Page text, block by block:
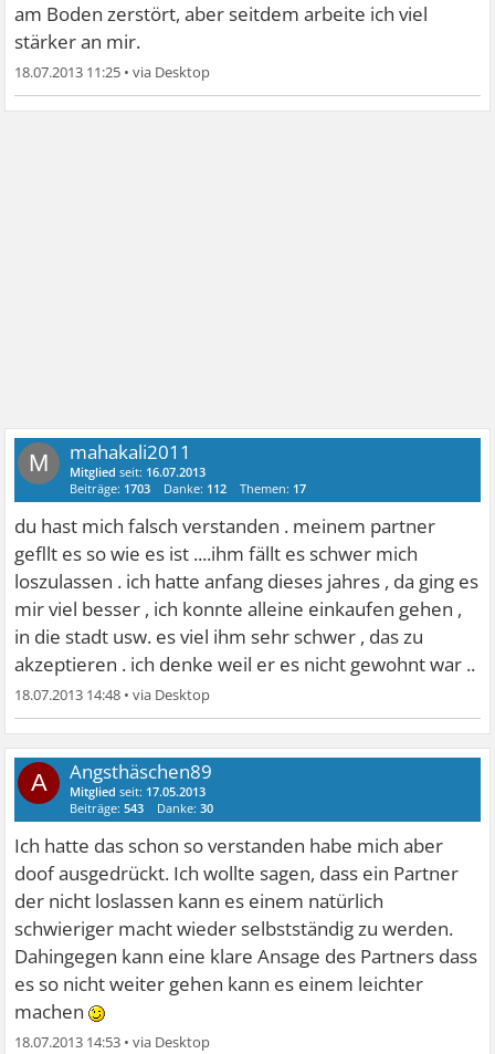
am Boden zerstört, aber seitdem arbeite ich viel
stärker an mir.
18.07.2013 11:25 •
M mahakali2011
Mitglied seit: 16.07.2013
Beiträge: 1703 Danke: 112 Themen: 17
du hast mich falsch verstanden . meinem partner
gefllt es so wie es ist ....ihm fällt es schwer mich
loszulassen . ich hatte anfang dieses jahres , da ging es
mir viel besser , ich konnte alleine einkaufen gehen ,
in die stadt usw. es viel ihm sehr schwer , das zu
akzeptieren . ich denke weil er es nicht gewohnt war ..
18.07.2013 14:48 •
A Angsthäschen89
Mitglied seit: 17.05.2013
Beiträge:543 Danke:30
Ich hatte das schon so verstanden habe mich aber
doof ausgedrückt. Ich wollte sagen, dass ein Partner
der nicht loslassen kann es einem natürlich
schwieriger macht wieder selbstständig zu werden.
Dahingegen kann eine klare Ansage des Partners dass
es so nicht weiter gehen kann es einem leichter
machen
18.07.2013 14:53 •